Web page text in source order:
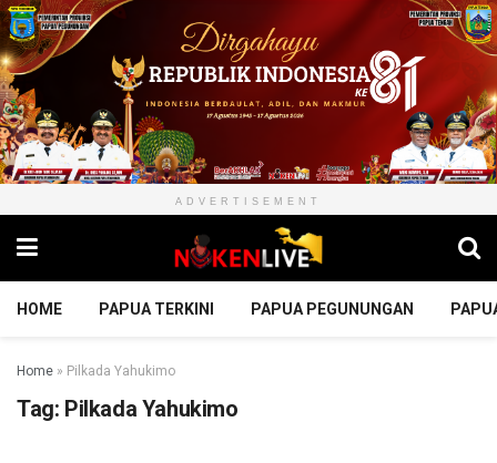
ADVERTISEMENT
HOME PAPUA TERKINI PAPUA PEGUNUNGAN
Home » Pilkada Yahukimo
Tag: Pilkada Yahukimo